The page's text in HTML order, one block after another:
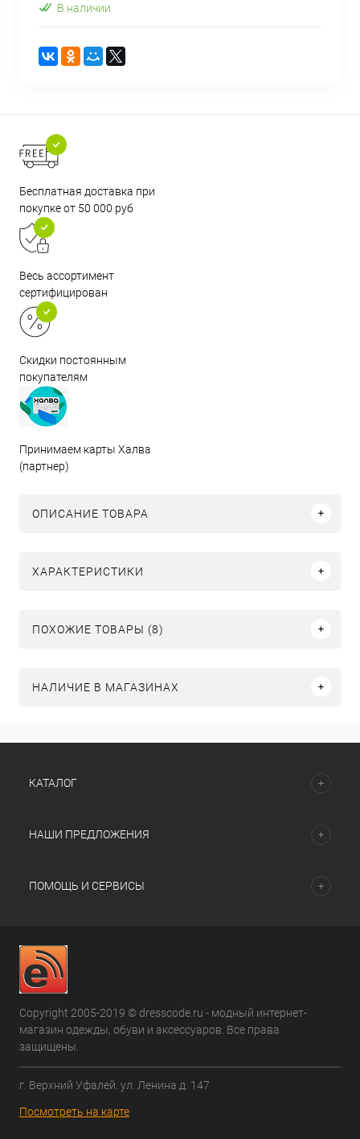
В наличии
Бесплатная доставка при
покупке от 50 000 руб
Весь ассортимент
сертифицирован
Скидки постоянным
покупателям
Принимаем карты Халва
(партнер)
ОПИСАНИЕ ТОВАРА
ХАРАКТЕРИСТИКИ
ПОХОЖИЕ ТОВАРЫ (8)
НАЛИЧИЕ В МАГАЗИНАХ
КАТАЛОГ
НАШИ ПРЕДЛОЖЕНИЯ
ПОМОЩЬ И СЕРВИСЫ
Copyright 2005-2019 © dresscode.ru - модный интернет-
магазин одежды, обуви и аксессуаров. Все права
защищены.
г. Верхний Уфалей. ул. Ленина д. 147
Посмотреть на карте